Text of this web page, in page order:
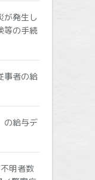
発生し
等の手続
事者の給
の給与デ
明者数